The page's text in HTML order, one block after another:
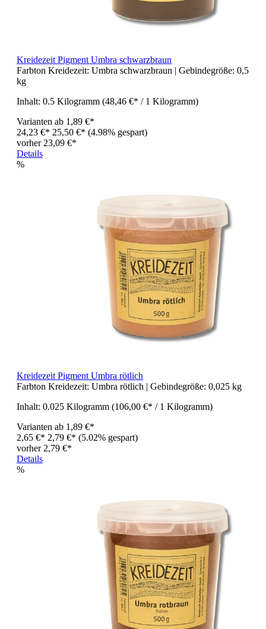
Kreidezeit Pigment Umbra schwarzbraun
Farbton Kreidezeit: Umbra schwarzbraun | Gebindegröße: 0,5
kg
Inhalt: 0.5 Kilogramm (48,46 €* / 1 Kilogramm)
Varianten ab 1,89 €*
24,23 €* 25,50 €* (4.98% gespart)
vorher 23,09 €*
Details
%
Kreidezeit Pigment Umbra rötlich
Farbton Kreidezeit: Umbra rötlich | Gebindegröße: 0,025 kg
Inhalt: 0.025 Kilogramm (106,00 €* / 1 Kilogramm)
Varianten ab 1,89 €*
2,65 €* 2,79 €* (5.02% gespart)
vorher 2,79 €*
Details
%